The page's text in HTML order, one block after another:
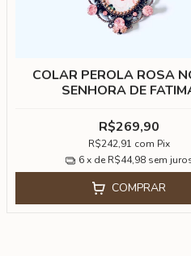
COLAR PEROLA ROSA
SENHORA DE
R$269,90
R$242,91 com Pix
6x de R$44,98 sem
COMPRAR